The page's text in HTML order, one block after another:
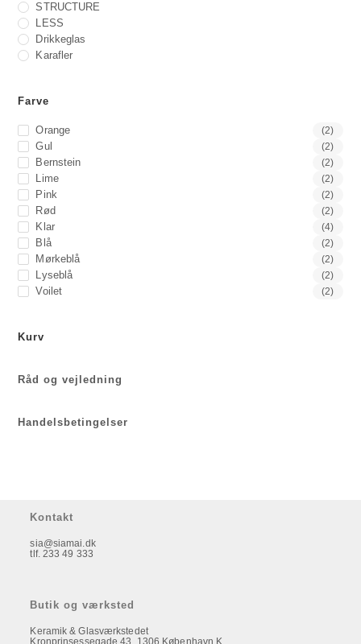
STRUCTURE
LESS
Drikkeglas
Karafler
Farve
Orange (2)
Gul (2)
Bernstein (2)
Lime (2)
Pink (2)
Rød (2)
Klar (4)
Blå (2)
Mørkeblå (2)
Lyseblå (2)
Voilet (2)
Kurv
Råd og vejledning
Handelsbetingelser
Kontakt
sia@siamai.dk
tlf. 233 49 333
Butik og værksted
Keramik & Glasværkstedet
Kronprinsessegade 43, 1306 København K